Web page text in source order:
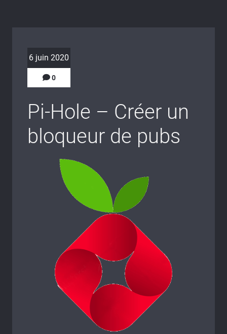
6 juin 2020
0
Pi-Hole – Créer un
bloqueur de pubs